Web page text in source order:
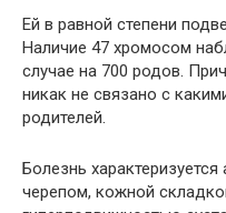
Ей в равной степени
Наличие 47 хромосом
случае на 700 родов.
никак не связано с
родителей.
Болезнь
черепом, кожной